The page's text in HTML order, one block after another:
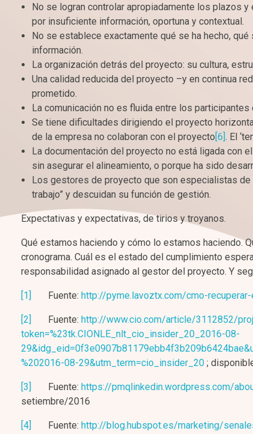
No se logran controlar apropiadamente los plazos
por insuficiente información, oportuna y contextual.
No se establece exactamente qué se ha hecho,
información.
La organización detrás del proyecto: su cultura,
Una calidad reducida del proyecto –y en continua
prometido.
La comunicación no es fluida entre los participantes
Se tiene dificultades dirigiendo el proyecto
de la empresa no colaboran con el proyecto[6]. El
La documentación del proyecto no está ligada con
sin asegurar el alineamiento, o porque ha sido
Los gestores de proyecto que son especialistas de
trabajo” y descuidan su función de gestión.
Expectativas y expectativas, de tirios y troyanos.
Qué estamos haciendo y cómo lo estamos haciendo.
cronograma. Cuál es el estado del cumplimiento
responsabilidad asignado al gestor del proyecto. Y
[1] Fuente: http://pyme.lavoztx.com/cmo-
[2] Fuente: http://www.cio.com/article/3112852/
token=%23tk.CIONLE_nlt_cio_insider_20_2016-08-
%202016-08-29&utm_term=cio_insider_20 ;
[3] Fuente: https://pmqlinkedin.wordpress.com/
setiembre/2016
[4] Fuente: http://blog.hubspot.es/marketing/